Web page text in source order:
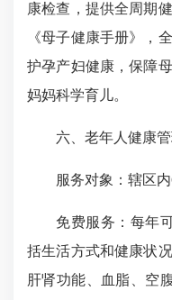
康检查，提供全周期
《母子健康手册》，
护孕产妇健康，保障
妈妈科学育儿。
六、老年人健康
服务对象：辖区
免费服务：每年
括生活方式和健康状
肝肾功能、血脂、空